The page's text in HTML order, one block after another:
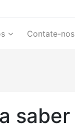
Contate-nos
saber